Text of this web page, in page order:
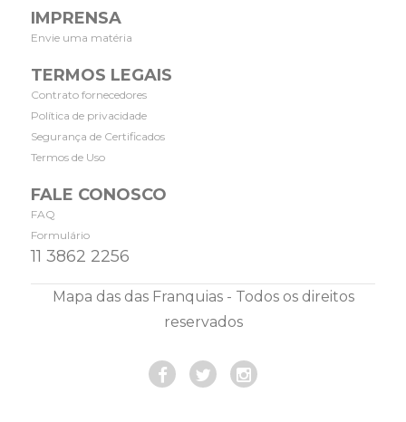
IMPRENSA
Envie uma matéria
TERMOS LEGAIS
Contrato fornecedores
Política de privacidade
Segurança de Certificados
Termos de Uso
FALE CONOSCO
FAQ
Formulário
11 3862 2256
Mapa das das Franquias - Todos os direitos
reservados